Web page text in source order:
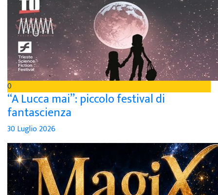
0
“A Lucca mai”: piccolo festival di
fantascienza
30 Luglio 2026